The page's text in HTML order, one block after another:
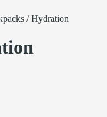
/ Hydration